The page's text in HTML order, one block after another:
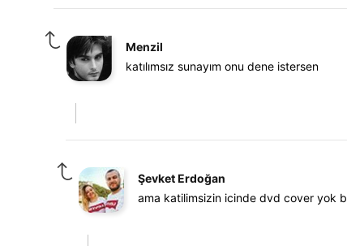
Menzil
katılımsız sunayım onu dene istersen
Şevket Erdoğan
ama katilimsizin icinde dvd cover yok